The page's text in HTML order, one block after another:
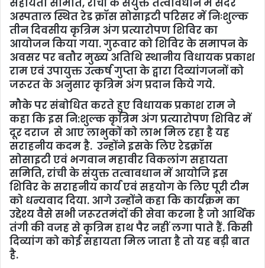
सहायता समिति, रांची के संयुक्त तत्वावधान में सदर
अस्पताल स्थित रेड क्रॉस सोसाइटी परिसर में निःशुल्क
तीन दिवसीय कृत्रिम अंग प्रत्यारोपण शिविर का
आयोजन किया गया. गुरूवार को शिविर के समापन के
अवसर पर बतौर मुख्‍य अतिथि स्‍थानीय विधायक प्रकाश
राम एवं उपायुक्त उत्कर्ष गुप्ता के द्वारा दिव्यांगजनों को
जरूरत के अनुसार कृत्रिम अंग प्रदान किये गये.
मौके पर संबोधित करते हुए विधायक प्रकाश राम ने
कहा कि इस नि:शुल्क कृत्रिम अंग प्रत्यारोपण शिविर में
दूर दराज से आए लाभुकों को लाभ मिल रहा है यह
सराहनीय कदम है. उन्होंने इसके लिए रेडक्रॉस
सोसाइटी एवं भगवान महावीर विकलांग सहायता
समिति, रांची के संयुक्त तत्वावधान में आयोजि इस
शिविर के सराहनीय कार्य एवं सहयोग के लिए पूरी टीम
को धन्यवाद दिया. आगे उन्होंने कहा कि कार्यक्रम का
उद्देश्य वैसे सभी जरूरतमंदों की सेवा करना है जो आर्थिक
तंगी की वजह से कृत्रिम हाथ पैर नहीं लगा पाते हैं. किसी
दिव्यांग को कोई सहायता मिल जाता है तो यह बड़ी बात
है.